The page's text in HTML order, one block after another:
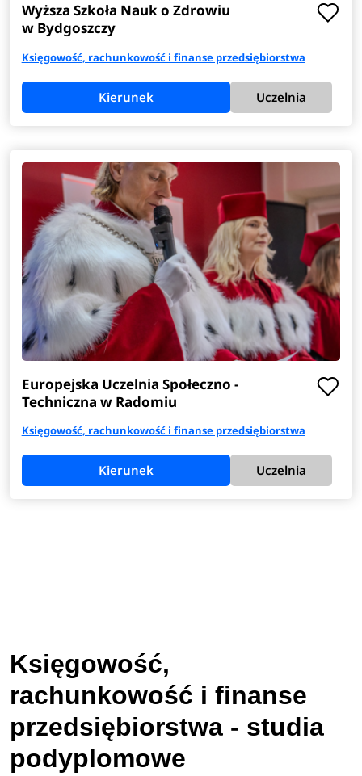
Wyższa Szkoła Nauk o Zdrowiu
w Bydgoszczy
Księgowość, rachunkowość i finanse przedsiębiorstwa
Kierunek Uczelnia
Europejska Uczelnia Społeczno -
Techniczna w Radomiu
Księgowość, rachunkowość i finanse przedsiębiorstwa
Kierunek Uczelnia
Księgowość,
rachunkowość i finanse
przedsiębiorstwa - studia
podyplomowe